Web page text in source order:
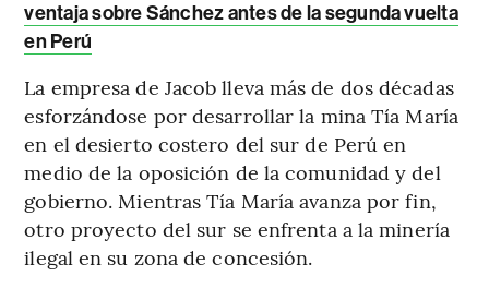
ventaja sobre Sánchez antes de la segunda vuelta
en Perú
La empresa de Jacob lleva más de dos décadas
esforzándose por desarrollar la mina Tía María
en el desierto costero del sur de Perú en
medio de la oposición de la comunidad y del
gobierno. Mientras Tía María avanza por fin,
otro proyecto del sur se enfrenta a la minería
ilegal en su zona de concesión.